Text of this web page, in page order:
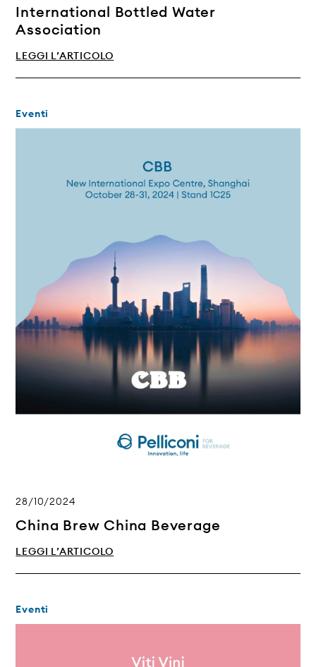
International Bottled Water
Association
LEGGI L’ARTICOLO
Eventi
28/10/2024
China Brew China Beverage
LEGGI L’ARTICOLO
Eventi